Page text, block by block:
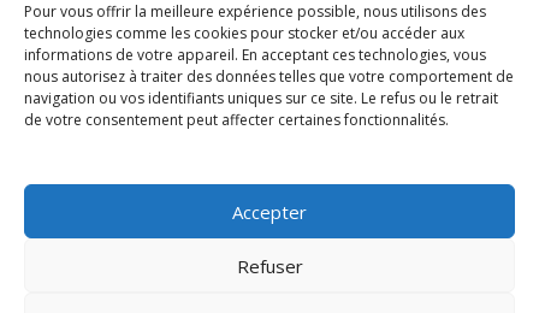
Pour vous offrir la meilleure expérience possible, nous utilisons des
technologies comme les cookies pour stocker et/ou accéder aux
informations de votre appareil. En acceptant ces technologies, vous
nous autorisez à traiter des données telles que votre comportement de
navigation ou vos identifiants uniques sur ce site. Le refus ou le retrait
de votre consentement peut affecter certaines fonctionnalités.
Accepter
Refuser